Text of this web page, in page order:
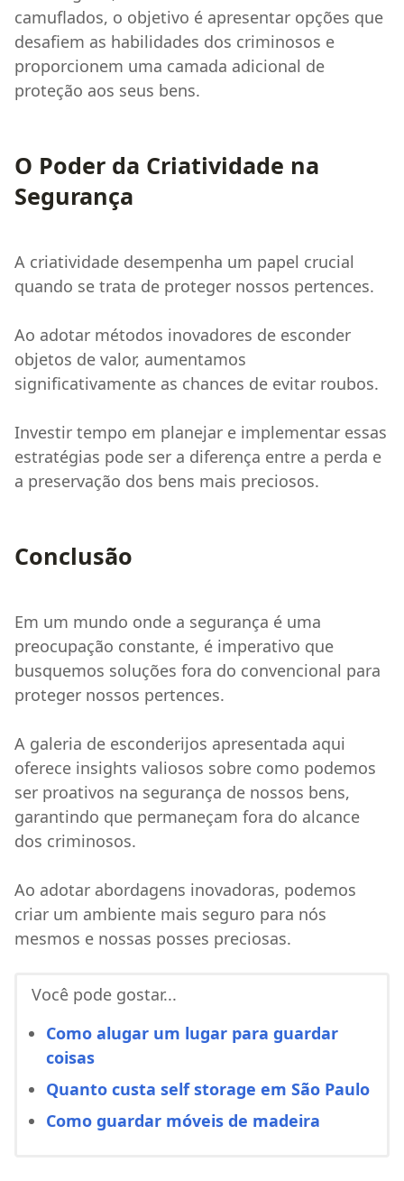
camuflados, o objetivo é apresentar opções que
desafiem as habilidades dos criminosos e
proporcionem uma camada adicional de
proteção aos seus bens.
O Poder da Criatividade na
Segurança
A criatividade desempenha um papel crucial
quando se trata de proteger nossos pertences.
Ao adotar métodos inovadores de esconder
objetos de valor, aumentamos
significativamente as chances de evitar roubos.
Investir tempo em planejar e implementar essas
estratégias pode ser a diferença entre a perda e
a preservação dos bens mais preciosos.
Conclusão
Em um mundo onde a segurança é uma
preocupação constante, é imperativo que
busquemos soluções fora do convencional para
proteger nossos pertences.
A galeria de esconderijos apresentada aqui
oferece insights valiosos sobre como podemos
ser proativos na segurança de nossos bens,
garantindo que permaneçam fora do alcance
dos criminosos.
Ao adotar abordagens inovadoras, podemos
criar um ambiente mais seguro para nós
mesmos e nossas posses preciosas.
Você pode gostar...
Como alugar um lugar para guardar
coisas
Quanto custa self storage em São Paulo
Como guardar móveis de madeira